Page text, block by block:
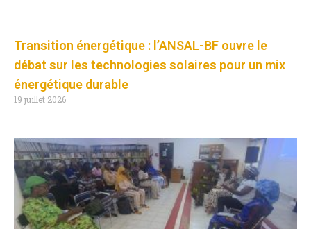
Transition énergétique : l’ANSAL-BF ouvre le
débat sur les technologies solaires pour un mix
énergétique durable
19 juillet 2026